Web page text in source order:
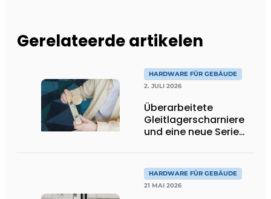
Gerelateerde artikelen
HARDWARE FÜR GEBÄUDE
2. JULI 2026
Überarbeitete
Gleitlagerscharniere
und eine neue Serie
aus Deventer
HARDWARE FÜR GEBÄUDE
21 MAI 2026